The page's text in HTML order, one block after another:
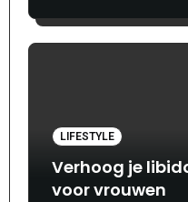
LIFESTYLE
Verhoog je
voor vrouwen